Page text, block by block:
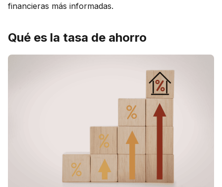
financieras más informadas.
Qué es la tasa de ahorro